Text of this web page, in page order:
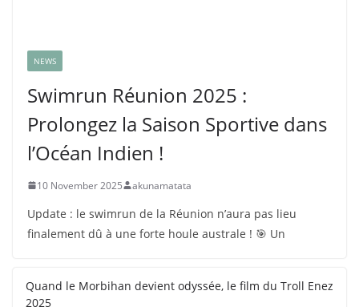
NEWS
Swimrun Réunion 2025 :
Prolongez la Saison Sportive dans
l’Océan Indien !
10 November 2025 akunamatata
Update : le swimrun de la Réunion n’aura pas lieu
finalement dû à une forte houle australe ! 🎯 Un
Quand le Morbihan devient odyssée, le film du Troll Enez
2025